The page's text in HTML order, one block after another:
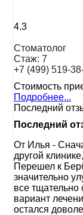
4.3
Стоматолог
Стаж: 7
+7 (499) 519-
Стоимость
Подробнее...
Последний
Последний
От Илья -
другой
Перешел к
значительно
все
вариант
остался